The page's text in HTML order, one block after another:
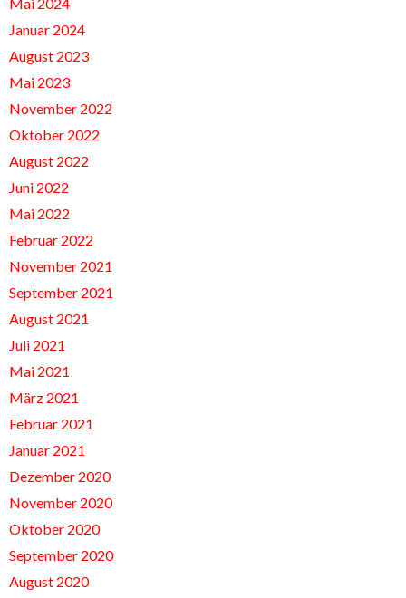
Januar 2024
August 2023
Mai 2023
November 2022
Oktober 2022
August 2022
Juni 2022
Mai 2022
Februar 2022
November 2021
September 2021
August 2021
Juli 2021
Mai 2021
März 2021
Februar 2021
Januar 2021
Dezember 2020
November 2020
Oktober 2020
September 2020
August 2020